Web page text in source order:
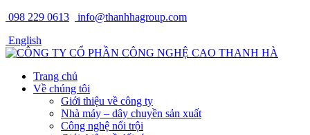
098 229 0613
info@thanhhagroup.com
English
Trang chủ
Về chúng tôi
Giới thiệu về công ty
Nhà máy – dây chuyền sản xuất
Công nghệ nổi trội